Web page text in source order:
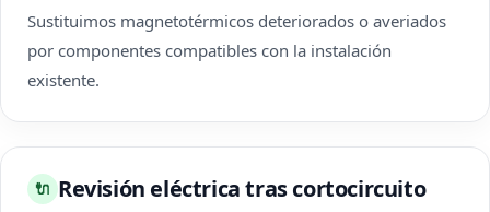
Sustituimos magnetotérmicos deteriorados o averiados
por componentes compatibles con la instalación
existente.
🔌 Revisión eléctrica tras cortocircuito